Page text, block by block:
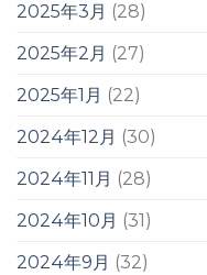
2025年3月 (28)
2025年2月 (27)
2025年1月 (22)
2024年12月 (30)
2024年11月 (28)
2024年10月 (31)
2024年9月 (32)